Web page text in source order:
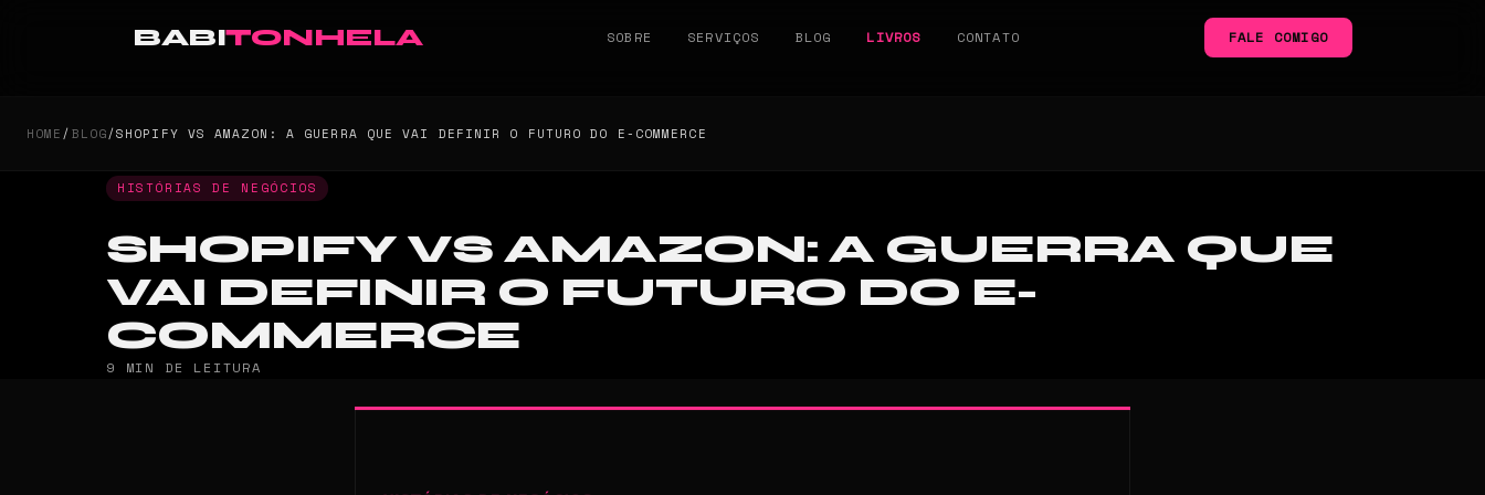
BABITONHELA SOBRE SERVIÇOS BLOG LIVROS CONTATO FALE COMIGO
HOME/BLOG/SHOPIFY VS AMAZON: A GUERRA QUE VAI DEFINIR O FUTURO DO E-COMMERCE
HISTÓRIAS DE NEGÓCIOS
SHOPIFY VS AMAZON: A GUERRA QUE
VAI DEFINIR O FUTURO DO E-
COMMERCE
9 MIN DE LEITURA